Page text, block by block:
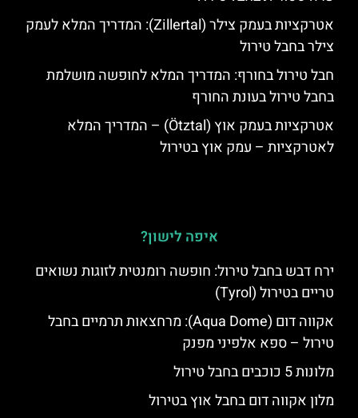
אטרקציות בעמק צילר (Zillertal): המדריך המלא לעמק
צילר בחבל טירול
חבל טירול בחורף: המדריך המלא לחופשה מושלמת
בחבל טירול בעונת החורף
אטרקציות בעמק אוץ (Ötztal) – המדריך המלא
לאטרקציות – עמק אוץ בטירול
איפה לישון?
ירח דבש בחבל טירול: חופשה רומנטית לזוגות נשואים
טריים בטירול (Tyrol)
אקווה דום (Aqua Dome): מרחצאות תרמיים בחבל
טירול – ספא אלפיני מפנק
מלונות 5 כוכבים בחבל טירול
מלון אקווה דום בחבל אוץ בטירול